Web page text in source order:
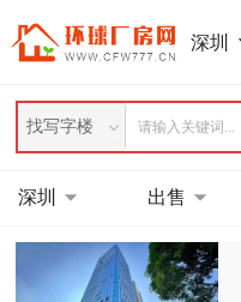
深圳
找写字楼
深圳 出售